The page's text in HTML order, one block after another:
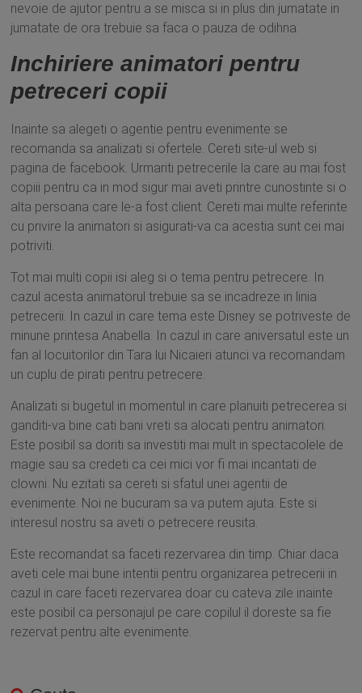
nevoie de ajutor pentru a se misca si in plus din jumatate in
jumatate de ora trebuie sa faca o pauza de odihna.
Inchiriere animatori pentru
petreceri copii
Inainte sa alegeti o agentie pentru evenimente se
recomanda sa analizati si ofertele. Cereti site-ul web si
pagina de facebook. Urmariti petrecerile la care au mai fost
copiii pentru ca in mod sigur mai aveti printre cunostinte si o
alta persoana care le-a fost client. Cereti mai multe referinte
cu privire la animatori si asigurati-va ca acestia sunt cei mai
potriviti.
Tot mai multi copii isi aleg si o tema pentru petrecere. In
cazul acesta animatorul trebuie sa se incadreze in linia
petrecerii. In cazul in care tema este Disney se potriveste de
minune printesa Anabella. In cazul in care aniversatul este un
fan al locuitorilor din Tara lui Nicaieri atunci va recomandam
un cuplu de pirati pentru petrecere.
Analizati si bugetul in momentul in care planuiti petrecerea si
ganditi-va bine cati bani vreti sa alocati pentru animatori.
Este posibil sa doriti sa investiti mai mult in spectacolele de
magie sau sa credeti ca cei mici vor fi mai incantati de
clowni. Nu ezitati sa cereti si sfatul unei agentii de
evenimente. Noi ne bucuram sa va putem ajuta. Este si
interesul nostru sa aveti o petrecere reusita.
Este recomandat sa faceti rezervarea din timp. Chiar daca
aveti cele mai bune intentii pentru organizarea petrecerii in
cazul in care faceti rezervarea doar cu cateva zile inainte
este posibil ca personajul pe care copilul il doreste sa fie
rezervat pentru alte evenimente.